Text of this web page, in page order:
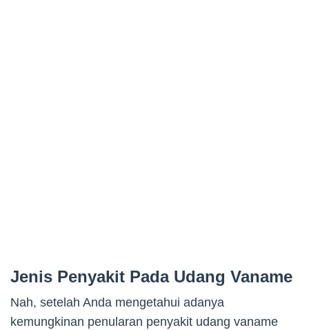
Jenis Penyakit Pada Udang Vaname
Nah, setelah Anda mengetahui adanya
kemungkinan penularan penyakit udang vaname